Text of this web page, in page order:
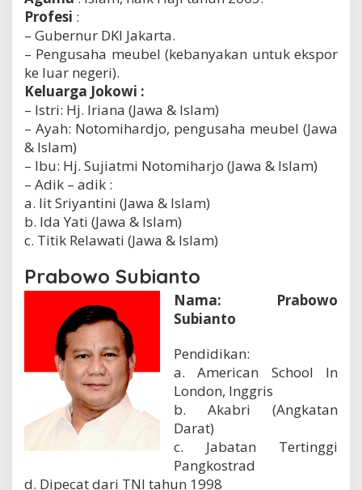
Profesi :
– Gubernur DKI Jakarta.
– Pengusaha meubel (kebanyakan untuk ekspor
ke luar negeri).
Keluarga Jokowi :
– Istri: Hj. Iriana (Jawa & Islam)
– Ayah: Notomihardjo, pengusaha meubel (Jawa
& Islam)
– Ibu: Hj. Sujiatmi Notomiharjo (Jawa & Islam)
– Adik – adik :
a. Iit Sriyantini (Jawa & Islam)
b. Ida Yati (Jawa & Islam)
c. Titik Relawati (Jawa & Islam)
Prabowo Subianto
Nama: Prabowo
Subianto
Pendidikan:
a. American School In
London, Inggris
b. Akabri (Angkatan
Darat)
c. Jabatan Tertinggi
Pangkostrad
d. Dipecat dari TNI tahun 1998